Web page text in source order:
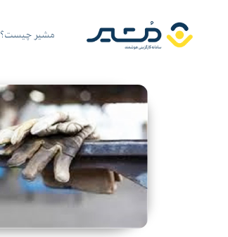
مشیر چیست؟